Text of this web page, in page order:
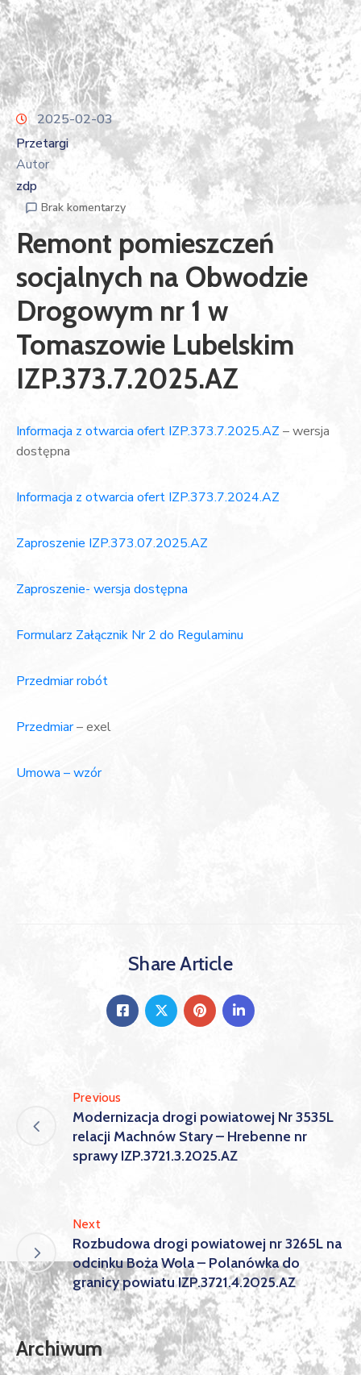
2025-02-03
Przetargi
Autor
zdp
Brak komentarzy
Remont pomieszczeń
socjalnych na Obwodzie
Drogowym nr 1 w
Tomaszowie Lubelskim
IZP.373.7.2025.AZ
Informacja z otwarcia ofert IZP.373.7.2025.AZ – wersja
dostępna
Informacja z otwarcia ofert IZP.373.7.2024.AZ
Zaproszenie IZP.373.07.2025.AZ
Zaproszenie- wersja dostępna
Formularz Załącznik Nr 2 do Regulaminu
Przedmiar robót
Przedmiar– exel
Umowa – wzór
Share Article
Previous
Modernizacja drogi powiatowej Nr 3535L
relacji Machnów Stary – Hrebenne nr
sprawy IZP.3721.3.2025.AZ
Next
Rozbudowa drogi powiatowej nr 3265L na
odcinku Boża Wola – Polanówka do
granicy powiatu IZP.3721.4.2025.AZ
Archiwum